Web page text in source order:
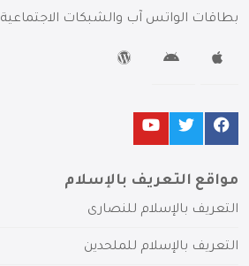
بطاقات الواتس آب والشبكات الاجتماعية
مواقع التعريف بالإسلام
التعريف بالإسلام للنصارى
التعريف بالإسلام للملحدين